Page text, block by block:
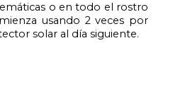
o en todo el rostro
usando 2 veces por
solar al día siguiente.